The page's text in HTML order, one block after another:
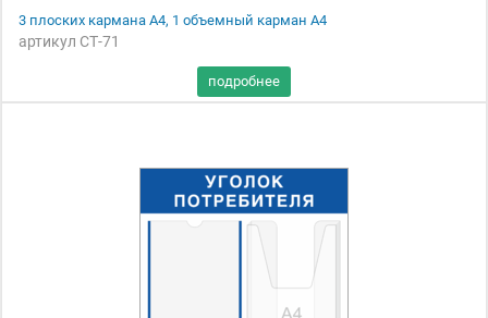
3 плоских кармана А4, 1 объемный карман А4
артикул СТ-71